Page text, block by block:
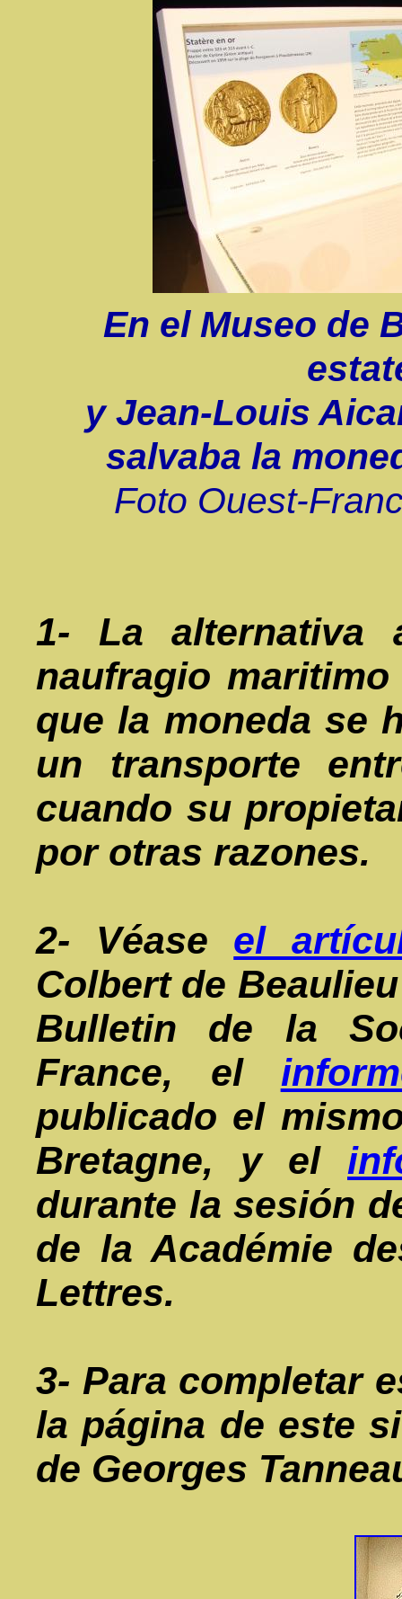
En el Museo de
y Jean-Louis
salvaba la
Foto Ouest-
1- La alternativa
naufragio
que la moneda se
un transporte
cuando su
por otras razones.
2- Véase el
Colbert de
Bulletin de la
France, el
publicado el
Bretagne, y el
durante la sesión
de la Académie
Lettres.
3- Para completar
la página de este
de Georges